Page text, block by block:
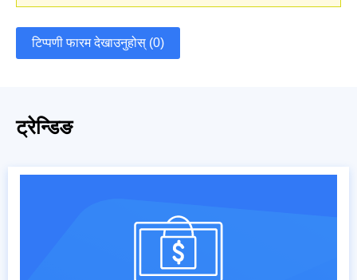
टिप्पणी फारम देखाउनुहोस् (0)
ट्रेन्डिङ